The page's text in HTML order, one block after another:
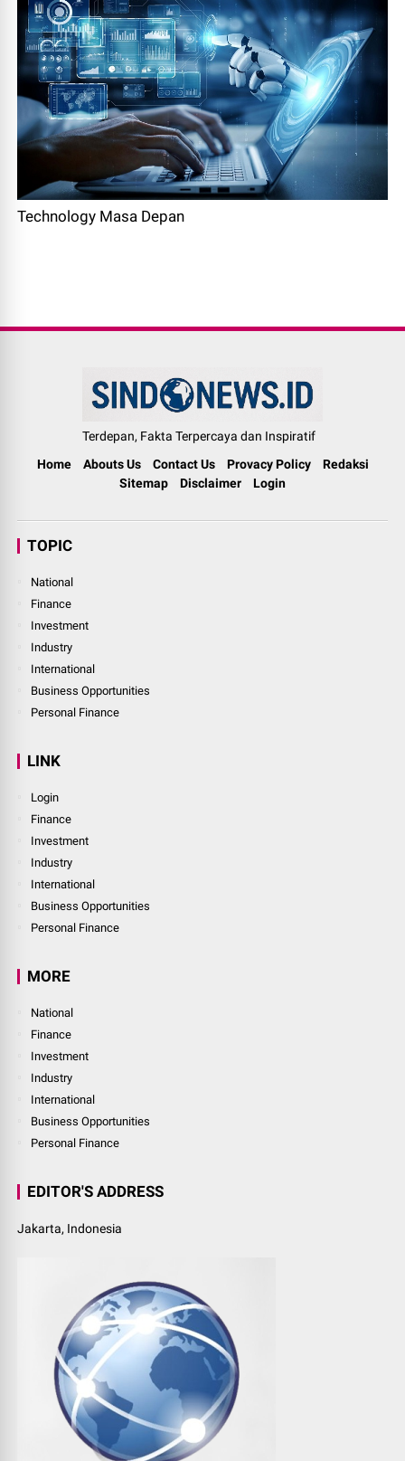
Technology Masa Depan
Terdepan, Fakta Terpercaya dan Inspiratif
Home
Abouts Us Contact Us Provacy Policy
Redaksi
Sitemap
Disclaimer Login
TOPIC
National
Finance
Investment
Industry
International
Business Opportunities
Personal Finance
LINK
Login
Finance
Investment
Industry
International
Business Opportunities
Personal Finance
MORE
National
Finance
Investment
Industry
International
Business Opportunities
Personal Finance
EDITOR'S ADDRESS
Jakarta, Indonesia